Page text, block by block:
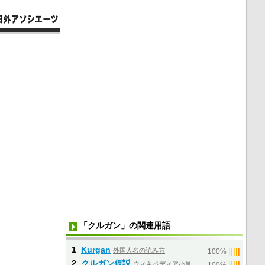
「クルガン」の関連用語
1 Kurgan 外国人名の読み方 100%